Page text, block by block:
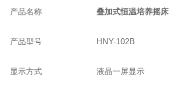
产品名称 叠加式恒温培养摇床
产品型号 HNY-102B
显示方式 液晶一屏显示